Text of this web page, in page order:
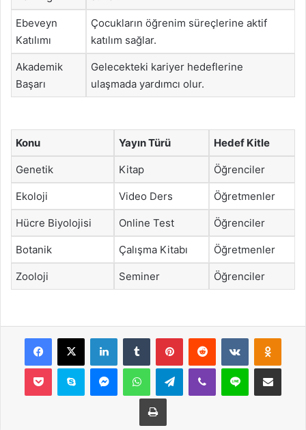
Ebeveyn
Katılımı
Çocukların öğrenim süreçlerine aktif
katılım sağlar.
Akademik
Başarı
Gelecekteki kariyer hedeflerine
ulaşmada yardımcı olur.
Konu Yayın Türü Hedef Kitle
Genetik Kitap Öğrenciler
Ekoloji Video Ders Öğretmenler
Hücre Biyolojisi Online Test Öğrenciler
Botanik Çalışma Kitabı Öğretmenler
Zooloji Seminer Öğrenciler
Facebook
X LinkedInTumblr PinterestReddit VKontakte
Pocket Skype MessengerWhatsAppTelegramViber Line E-Posta ile
Yazdır